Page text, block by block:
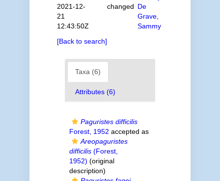
2021-12-
21
12:43:50Z
changed De
Grave,
Sammy
[Back to search]
Taxa (6)
Attributes (6)
Paguristes difficilis
Forest, 1952 accepted as
Areopaguristes
difficilis(Forest,
1952) (original
description)